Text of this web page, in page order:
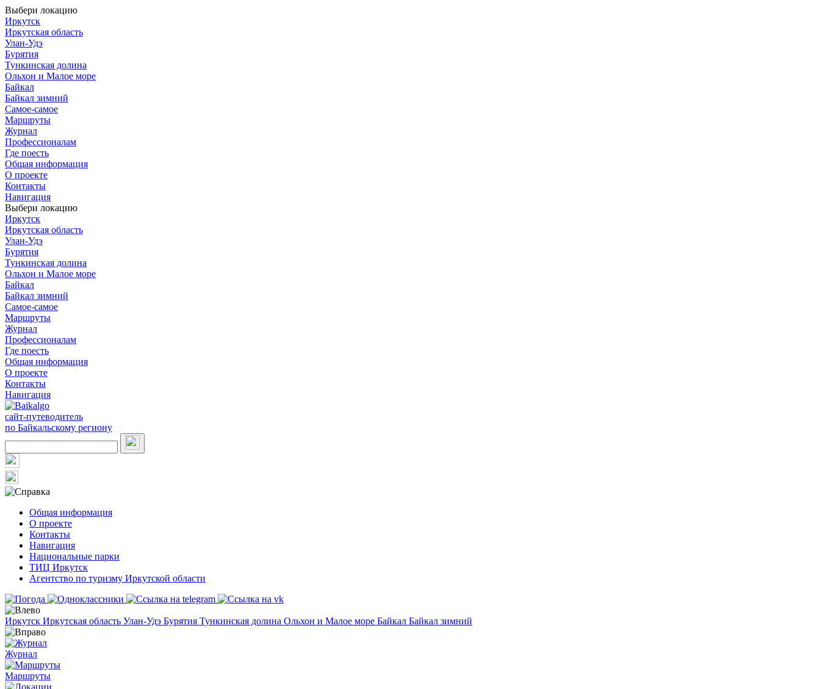
Выбери локацию
Иркутск
Иркутская область
Улан-Удэ
Бурятия
Тункинская долина
Ольхон и Малое море
Байкал
Байкал зимний
Самое-самое
Маршруты
Журнал
Профессионалам
Где поесть
Общая информация
О проекте
Контакты
Навигация
Выбери локацию
Иркутск
Иркутская область
Улан-Удэ
Бурятия
Тункинская долина
Ольхон и Малое море
Байкал
Байкал зимний
Самое-самое
Маршруты
Журнал
Профессионалам
Где поесть
Общая информация
О проекте
Контакты
Навигация
сайт-путеводитель
по Байкальскому региону
Общая информация
О проекте
Контакты
Навигация
Национальные парки
ТИЦ Иркутск
Агентство по туризму Иркутской области
Иркутск Иркутская область Улан-Удэ Бурятия Тункинская долина Ольхон и Малое море Байкал Байкал зимний
Журнал
Маршруты